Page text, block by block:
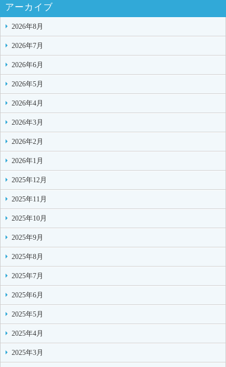
アーカイブ
2026年8月
2026年7月
2026年6月
2026年5月
2026年4月
2026年3月
2026年2月
2026年1月
2025年12月
2025年11月
2025年10月
2025年9月
2025年8月
2025年7月
2025年6月
2025年5月
2025年4月
2025年3月